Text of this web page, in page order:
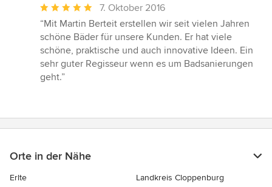
Durchschnittliche
Bewertung:
5
von
5
Sternen
7. Oktober 2016
“Mit Martin Berteit erstellen wir seit vielen Jahren
schöne Bäder für unsere Kunden. Er hat viele
schöne, praktische und auch innovative Ideen. Ein
sehr guter Regisseur wenn es um Badsanierungen
geht.”
Orte in der Nähe
Erlte
Landkreis Cloppenburg